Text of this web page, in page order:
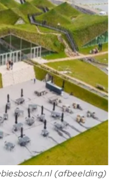
(afbeelding)